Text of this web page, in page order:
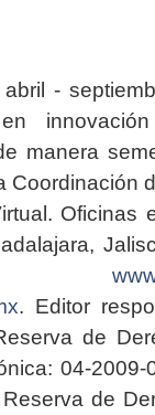
-
manera
Coordinación
Oficinas
. Editor
de
04-2009-
de